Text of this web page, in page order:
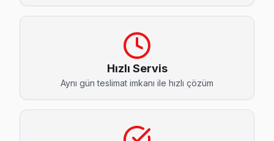
Alkent 2000 Hisense Servis
Alkent 2000 Hisense Anakart Tamiri →
Atatürk Hisense Servis
Hisense TV'niz Atatürk'de arıza yaptıysa taşımanıza
Bahçelievler Hisense Servis
Hızlı Servis
Aynı gün teslimat imkanı ile hızlı çözüm